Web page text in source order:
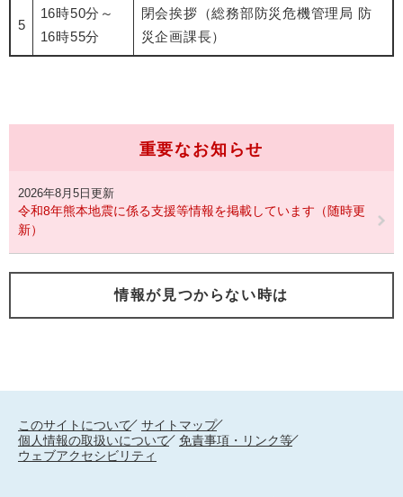
5
16時50分～
16時55分
閉会挨拶（総務部防災危機管理局 防
災企画課長）
重要なお知らせ
2026年8月5日更新
令和8年熊本地震に係る支援等情報を掲載しています（随時更
新）
情報が見つからない時は
このサイトについて
サイトマップ
個人情報の取扱いについて
免責事項・リンク等
ウェブアクセシビリティ